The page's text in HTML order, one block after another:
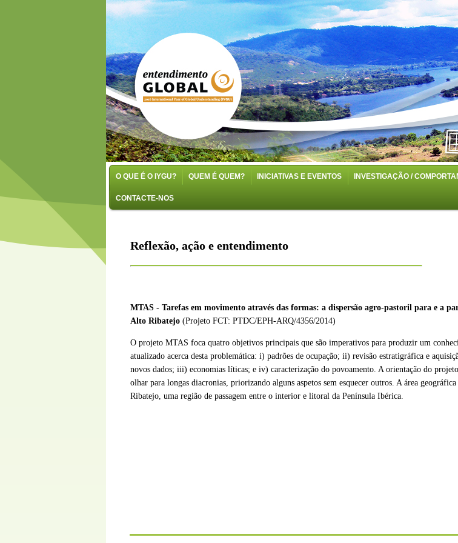
O QUE É O IYGU? QUEM É QUEM? INICIATIVAS E EVENTOS INVESTIGAÇÃO /
CONTACTE-NOS
Reflexão, ação e entendimento
MTAS - Tarefas em movimento através das formas: a dispersão agro-pastoril para e a
Alto Ribatejo(Projeto FCT: PTDC/EPH-ARQ/4356/2014)
O projeto MTAS foca quatro objetivos principais que são imperativos para produzir um
atualizado acerca desta problemática: i) padrões de ocupação; ii) revisão estratigráfica e
novos dados; iii) economias líticas; e iv) caracterização do povoamento. A orientação do
olhar para longas diacronias, priorizando alguns aspetos sem esquecer outros. A área
Ribatejo, uma região de passagem entre o interior e litoral da Península Ibérica.